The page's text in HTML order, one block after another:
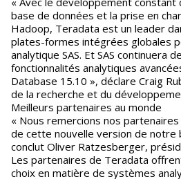
base de données et la prise en
Hadoop, Teradata est un leader
plates-formes intégrées globales
analytique SAS. Et SAS continuera
fonctionnalités analytiques
Database 15.10 », déclare Craig
de la recherche et du
Meilleurs partenaires au monde
« Nous remercions nos
de cette nouvelle version de notre
conclut Oliver Ratzesberger,
Les partenaires de Teradata
choix en matière de systèmes